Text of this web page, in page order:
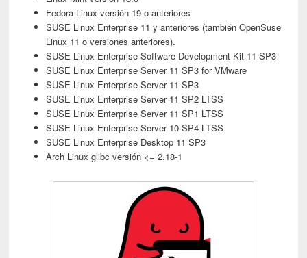
Fedora Linux versión 19 o anteriores
SUSE Linux Enterprise 11 y anteriores (también OpenSuse
Linux 11 o versiones anteriores).
SUSE Linux Enterprise Software Development Kit 11 SP3
SUSE Linux Enterprise Server 11 SP3 for VMware
SUSE Linux Enterprise Server 11 SP3
SUSE Linux Enterprise Server 11 SP2 LTSS
SUSE Linux Enterprise Server 11 SP1 LTSS
SUSE Linux Enterprise Server 10 SP4 LTSS
SUSE Linux Enterprise Desktop 11 SP3
Arch Linux glibc versión <= 2.18-1